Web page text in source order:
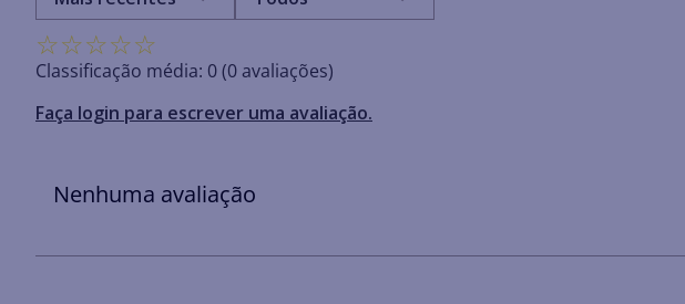
☆☆☆☆☆
Classificação média: 0(0 avaliações)
Faça login para escrever uma avaliação.
Nenhuma avaliação